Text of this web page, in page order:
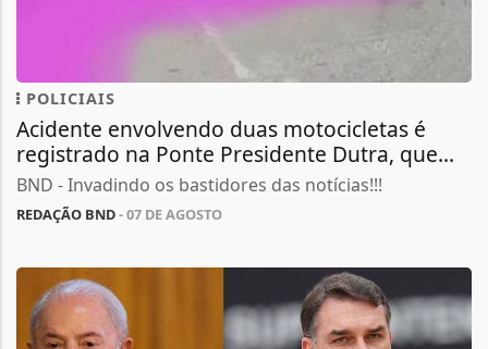
POLICIAIS
Acidente envolvendo duas motocicletas é
registrado na Ponte Presidente Dutra, que...
BND - Invadindo os bastidores das notícias!!!
REDAÇÃO BND- 07 DE AGOSTO